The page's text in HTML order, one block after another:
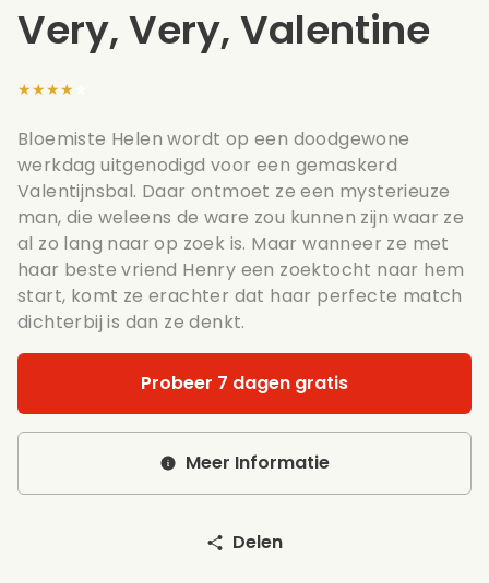
Very, Very, Valentine
★★★★★
Bloemiste Helen wordt op een doodgewone
werkdag uitgenodigd voor een gemaskerd
Valentijnsbal. Daar ontmoet ze een mysterieuze
man, die weleens de ware zou kunnen zijn waar ze
al zo lang naar op zoek is. Maar wanneer ze met
haar beste vriend Henry een zoektocht naar hem
start, komt ze erachter dat haar perfecte match
dichterbij is dan ze denkt.
Probeer 7 dagen gratis
Meer Informatie
Delen